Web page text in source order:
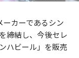
カーであるシン
締結し、今後セレ
ハビール」を販売